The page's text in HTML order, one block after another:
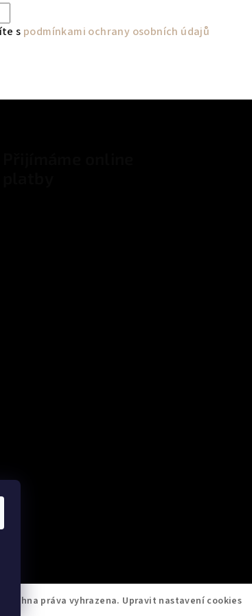
s podmínkami ochrany osobních údajů
. Všechna práva vyhrazena. Upravit nastavení cookies